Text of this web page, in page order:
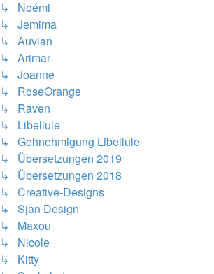
↳ Noémi
↳ Jemima
↳ Auvian
↳ Arimar
↳ Joanne
↳ RoseOrange
↳ Raven
↳ Libellule
↳ Gehnehmigung Libellule
↳ Übersetzungen 2019
↳ Übersetzungen 2018
↳ Creative-Designs
↳ Sjan Design
↳ Maxou
↳ Nicole
↳ Kitty